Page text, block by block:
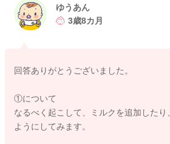
ため、また維持のためにも良いのではな
あげてみてはいかがでしょうか？
す。射乳反射の勢いを落ち着かせること
ゆったりと息子さんのペースでも飲みや
すよ。
ゆうあん
3歳8カ月
回答ありがとうございました。
①について
なるべく起こして、ミルクを追加したり
ようにしてみます。